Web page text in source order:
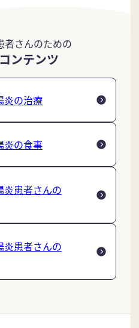
者さんのための
ンテンツ
炎の治療
炎の食事
炎患者さんの
炎患者さんの